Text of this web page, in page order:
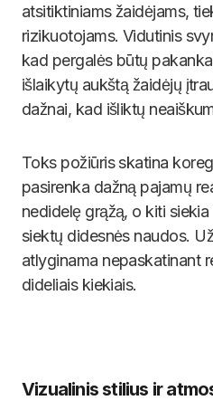
atsitiktiniams žaidėjams,
rizikuotojams. Vidutinis
kad pergalės būtų
išlaikytų aukštą žaidėjų
dažnai, kad išliktų
Toks požiūris skatina
pasirenka dažną pajamų
nedidelę grąžą, o kiti
siektų didesnės naudos.
atlyginama nepaskatinant
dideliais kiekiais.
Vizualinis stilius ir